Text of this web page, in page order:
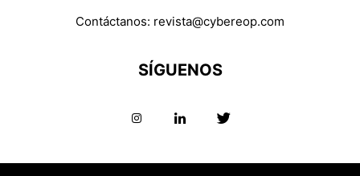
Contáctanos: revista@cybereop.com
SÍGUENOS